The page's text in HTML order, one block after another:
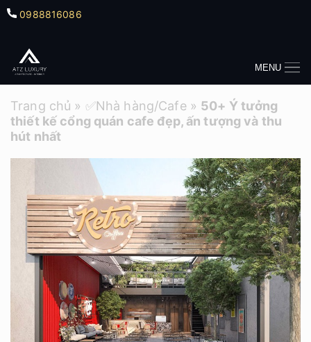
0988816086
MENU
Trang chủ » ✅Nhà hàng/Cafe» 50+ Ý tưởng
thiết kế cổng quán cafe đẹp, ấn tượng và thu
hút nhất